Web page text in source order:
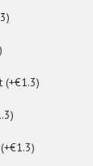
(+€1.3)